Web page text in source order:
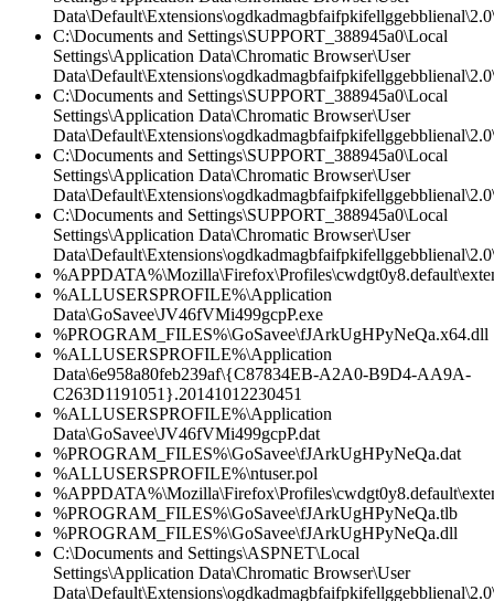
C:\Documents and Settings\SUPPORT_388945a0\Local
Settings\Application Data\Chromatic Browser\User
C:\Documents and Settings\SUPPORT_388945a0\Local
Settings\Application Data\Chromatic Browser\User
C:\Documents and Settings\SUPPORT_388945a0\Local
Settings\Application Data\Chromatic Browser\User
C:\Documents and Settings\SUPPORT_388945a0\Local
Settings\Application Data\Chromatic Browser\User
%ALLUSERSPROFILE%\Application
Data\GoSavee\JV46fVMi499gcpP.exe
%PROGRAM_FILES%\GoSavee\fJArkUgHPyNeQa.x64.dll
%ALLUSERSPROFILE%\Application
Data\6e958a80feb239af\{C87834EB-A2A0-B9D4-AA9A-
C263D1191051}.20141012230451
%ALLUSERSPROFILE%\Application
Data\GoSavee\JV46fVMi499gcpP.dat
%PROGRAM_FILES%\GoSavee\fJArkUgHPyNeQa.dat
%ALLUSERSPROFILE%\ntuser.pol
%PROGRAM_FILES%\GoSavee\fJArkUgHPyNeQa.tlb
%PROGRAM_FILES%\GoSavee\fJArkUgHPyNeQa.dll
C:\Documents and Settings\ASPNET\Local
Settings\Application Data\Chromatic Browser\User